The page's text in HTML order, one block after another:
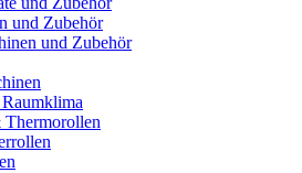
und Zubehör
und Zubehör
Thermorollen